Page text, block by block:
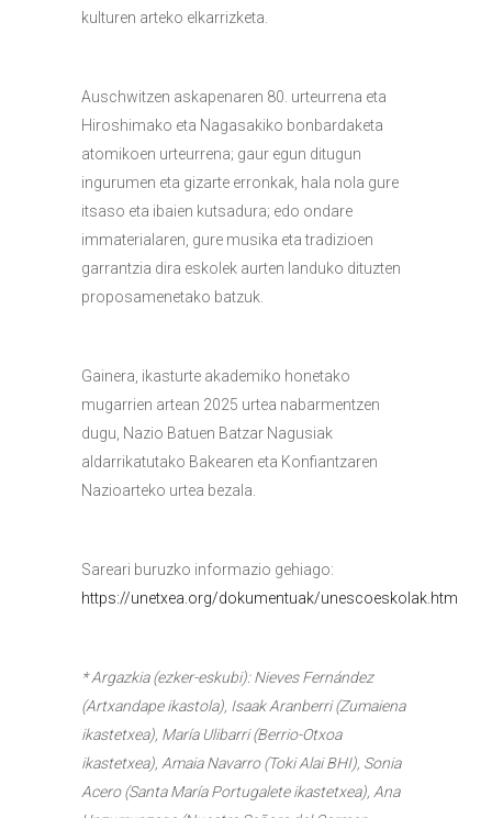
kulturen arteko elkarrizketa.
Auschwitzen askapenaren 80. urteurrena eta
Hiroshimako eta Nagasakiko bonbardaketa
atomikoen urteurrena; gaur egun ditugun
ingurumen eta gizarte erronkak, hala nola gure
itsaso eta ibaien kutsadura; edo ondare
immaterialaren, gure musika eta tradizioen
garrantzia dira eskolek aurten landuko dituzten
proposamenetako batzuk.
Gainera, ikasturte akademiko honetako
mugarrien artean 2025 urtea nabarmentzen
dugu, Nazio Batuen Batzar Nagusiak
aldarrikatutako Bakearen eta Konfiantzaren
Nazioarteko urtea bezala.
Sareari buruzko informazio gehiago:
https://unetxea.org/dokumentuak/unescoeskolak.htm
* Argazkia (ezker-eskubi): Nieves Fernández
(Artxandape ikastola), Isaak Aranberri (Zumaiena
ikastetxea), María Ulibarri (Berrio-Otxoa
ikastetxea), Amaia Navarro (Toki Alai BHI), Sonia
Acero (Santa María Portugalete ikastetxea), Ana